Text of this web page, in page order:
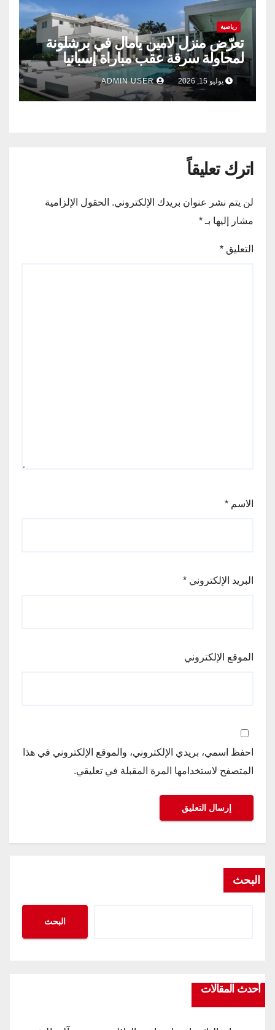
رياضية
تعرّض منزل لامين يامال في برشلونة
لمحاولة سرقة عقب مباراة إسبانيا
وفرنسا .
يوليو 15, 2026 ADMIN USER
اترك تعليقاً
لن يتم نشر عنوان بريدك الإلكتروني. الحقول الإلزامية
مشار إليها بـ *
التعليق *
الاسم *
البريد الإلكتروني *
الموقع الإلكتروني
احفظ اسمي، بريدي الإلكتروني، والموقع الإلكتروني في هذا
المتصفح لاستخدامها المرة المقبلة في تعليقي.
البحث
البحث
أحدث المقالات